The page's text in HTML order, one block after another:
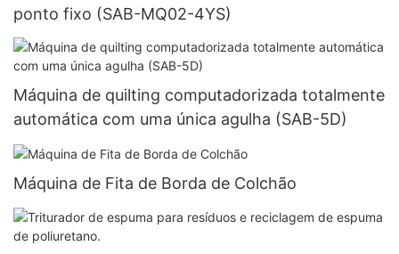
ponto fixo (SAB-MQ02-4YS)
Máquina de quilting computadorizada totalmente
automática com uma única agulha (SAB-5D)
Máquina de Fita de Borda de Colchão